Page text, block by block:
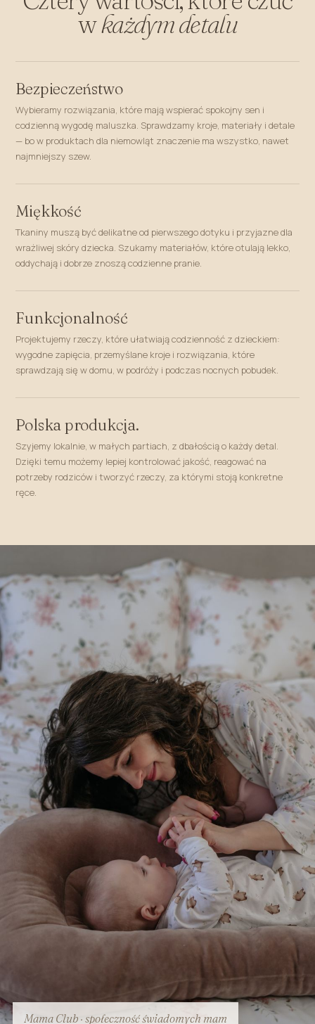
wkażdym detalu
Bezpieczeństwo
Wybieramy rozwiązania, które mają wspierać spokojny sen i
codzienną wygodę maluszka. Sprawdzamy kroje, materiały i detale
— bo w produktach dla niemowląt znaczenie ma wszystko, nawet
najmniejszy szew.
Miękkość
Tkaniny muszą być delikatne od pierwszego dotyku i przyjazne dla
wrażliwej skóry dziecka. Szukamy materiałów, które otulają lekko,
oddychają i dobrze znoszą codzienne pranie.
Funkcjonalność
Projektujemy rzeczy, które ułatwiają codzienność z dzieckiem:
wygodne zapięcia, przemyślane kroje i rozwiązania, które
sprawdzają się w domu, w podróży i podczas nocnych pobudek.
Polska produkcja.
Szyjemy lokalnie, w małych partiach, z dbałością o każdy detal.
Dzięki temu możemy lepiej kontrolować jakość, reagować na
potrzeby rodziców i tworzyć rzeczy, za którymi stoją konkretne
ręce.
Mama Club · społeczność świadomych mam